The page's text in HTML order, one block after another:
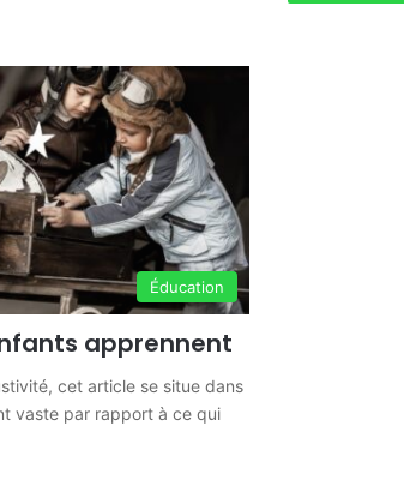
Éducation
apprennent
cet article se situe dans
vaste par rapport à ce qui